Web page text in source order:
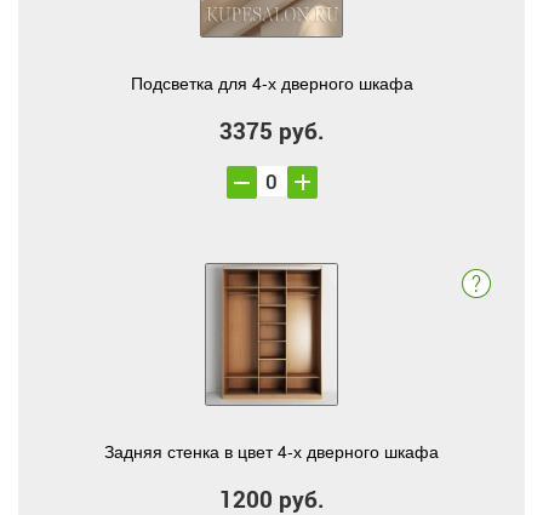
Подсветка для 4-х дверного шкафа
3375 руб.
Задняя стенка в цвет 4-х дверного шкафа
1200 руб.